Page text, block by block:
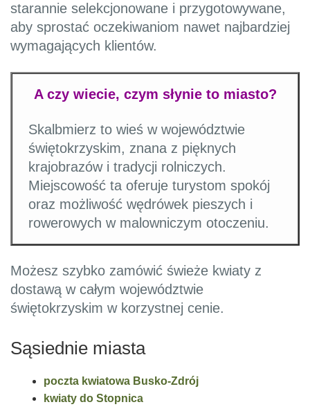
starannie selekcjonowane i przygotowywane,
aby sprostać oczekiwaniom nawet najbardziej
wymagających klientów.
A czy wiecie, czym słynie to miasto?
Skalbmierz to wieś w województwie
świętokrzyskim, znana z pięknych
krajobrazów i tradycji rolniczych.
Miejscowość ta oferuje turystom spokój
oraz możliwość wędrówek pieszych i
rowerowych w malowniczym otoczeniu.
Możesz szybko zamówić świeże kwiaty z
dostawą w całym województwie
świętokrzyskim w korzystnej cenie.
Sąsiednie miasta
poczta kwiatowa Busko-Zdrój
kwiaty do Stopnica